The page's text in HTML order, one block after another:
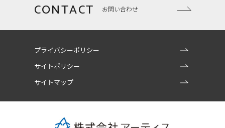
CONTACT お問い合わせ
プライバシーポリシー
サイトポリシー
サイトマップ